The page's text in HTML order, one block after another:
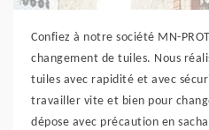
Confiez à notre société MN-
changement de tuiles. Nous
tuiles avec rapidité et avec
travailler vite et bien pour
dépose avec précaution en